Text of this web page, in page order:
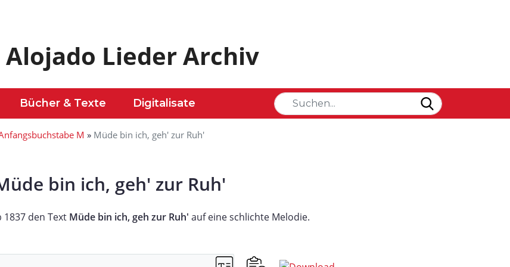
Alojado Lieder Archiv
Bücher & Texte Digitalisate
M » Müde bin ich, geh' zur Ruh'
bin ich, geh' zur Ruh'
1837 den Text Müde bin ich, geh zur Ruh' auf eine schlichte Melodie.